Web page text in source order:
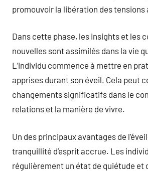
promouvoir la libération des tensions
Dans cette phase, les insights et les
nouvelles sont assimilés dans la vie
L’individu commence à mettre en
apprises durant son éveil. Cela peut
changements significatifs dans le
relations et la manière de vivre.
Un des principaux avantages de
tranquillité d’esprit accrue. Les
régulièrement un état de quiétude et